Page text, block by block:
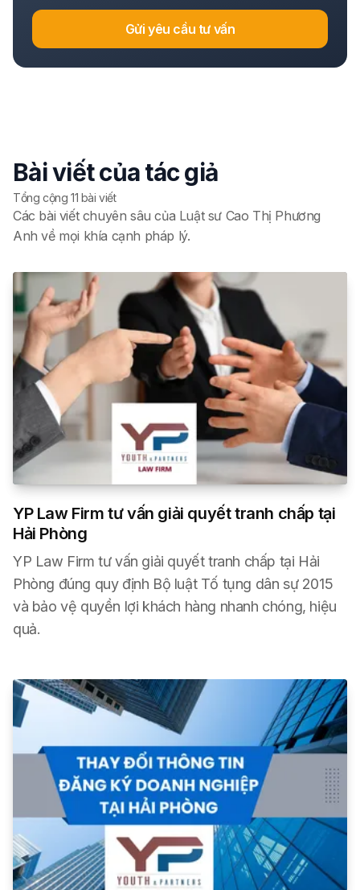
Gửi yêu cầu tư vấn
Bài viết của tác giả
Tổng cộng 11 bài viết
Các bài viết chuyên sâu của Luật sư Cao Thị Phương
Anh về mọi khía cạnh pháp lý.
YP Law Firm tư vấn giải quyết tranh chấp tại
Hải Phòng
YP Law Firm tư vấn giải quyết tranh chấp tại Hải
Phòng đúng quy định Bộ luật Tố tụng dân sự 2015
và bảo vệ quyền lợi khách hàng nhanh chóng, hiệu
quả.